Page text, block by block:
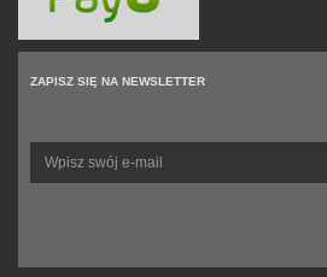
ZAPISZ SIĘ NA NEWSLETTER